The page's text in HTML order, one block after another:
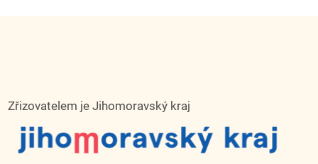
Zřizovatelem je Jihomoravský kraj